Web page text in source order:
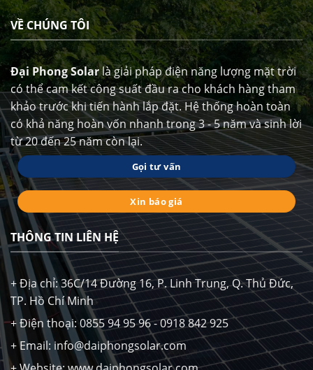
VỀ CHÚNG TÔI
Đại Phong Solarlà giải pháp điện năng lượng mặt trời
có thể cam kết công suất đầu ra cho khách hàng tham
khảo trước khi tiến hành lắp đặt. Hệ thống hoàn toàn
có khả năng hoàn vốn nhanh trong 3 - 5 năm và sinh lời
từ 20 đến 25 năm còn lại.
Gọi tư vấn
Xin báo giá
THÔNG TIN LIÊN HỆ
+ Địa chỉ: 36C/14 Đường 16, P. Linh Trung, Q. Thủ Đức,
TP. Hồ Chí Minh
+ Điện thoại: 0855 94 95 96 - 0918 842 925
+ Email: info@daiphongsolar.com